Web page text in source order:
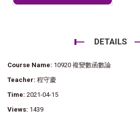
DETAILS
Course Name: 10920 複變數函數論
Teacher: 程守慶
Time: 2021-04-15
Views: 1439